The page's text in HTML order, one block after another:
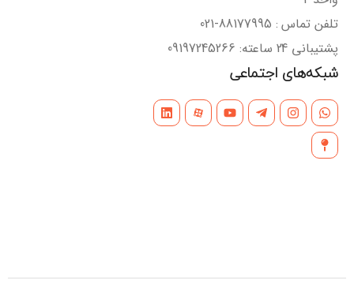
تلفن تماس : 88177995-021
پشتیبانی 24 ساعته: 09197245266
شبکه‌های اجتماعی